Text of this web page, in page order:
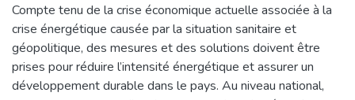
Compte tenu de la crise économique actuelle associée à la
crise énergétique causée par la situation sanitaire et
géopolitique, des mesures et des solutions doivent être
prises pour réduire l’intensité énergétique et assurer un
développement durable dans le pays. Au niveau national,